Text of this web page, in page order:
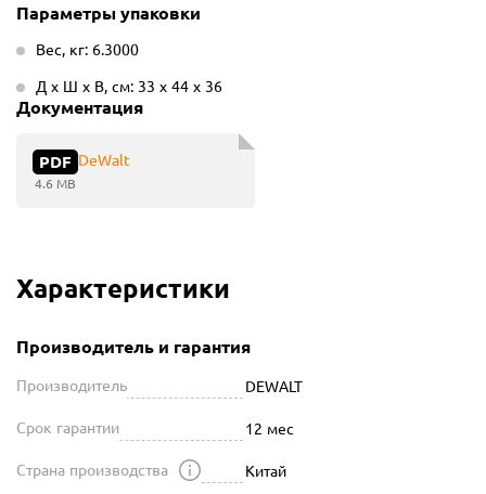
Параметры упаковки
Вес, кг: 6.3000
Д х Ш х В, см: 33 х 44 х 36
Документация
PDF
4.6 MB
DeWalt
Характеристики
Производитель и гарантия
Производитель DEWALT
Срок гарантии 12 мес
Страна производства Китай